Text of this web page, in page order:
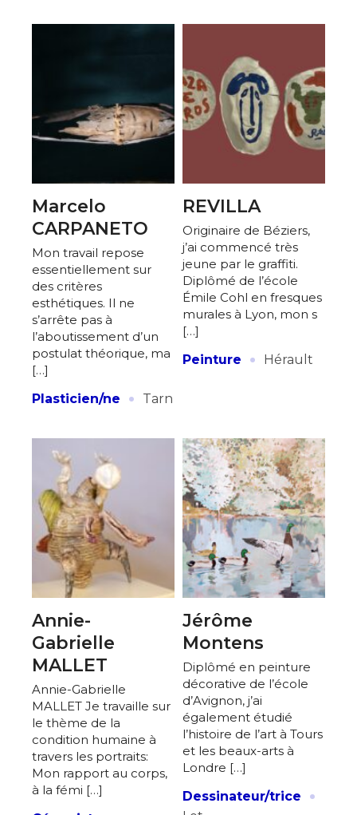
Marcelo
CARPANETO
Mon travail repose
essentiellement sur
des critères
esthétiques. Il ne
s’arrête pas à
l’aboutissement d’un
postulat théorique, ma
[…]
Plasticien/ne
· Tarn
REVILLA
Originaire de Béziers,
j’ai commencé très
jeune par le graffiti.
Diplômé de l’école
Émile Cohl en fresques
murales à Lyon, mon s
[…]
Peinture
· Hérault
Annie-
Gabrielle
MALLET
Annie-Gabrielle
MALLET Je travaille sur
le thème de la
condition humaine à
travers les portraits:
Mon rapport au corps,
à la fémi […]
Jérôme
Montens
Diplômé en peinture
décorative de l’école
d’Avignon, j’ai
également étudié
l’histoire de l’art à Tours
et les beaux-arts à
Londre […]
Dessinateur/trice
·